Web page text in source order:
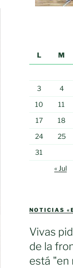
L
M
3
4
10
11
17
18
24
25
31
« Jul
NOTICIAS
Vivas
de la
está "en